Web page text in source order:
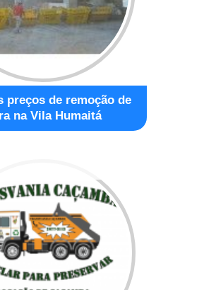
preços de remoção de
na Vila Humaitá